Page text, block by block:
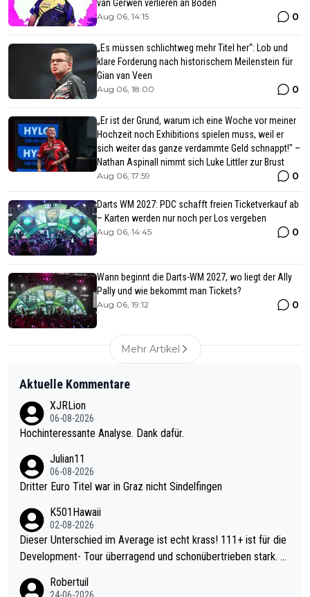
van Gerwen verlieren an Boden
Aug 06, 14:15 0
„Es müssen schlichtweg mehr Titel her“: Lob und
klare Forderung nach historischem Meilenstein für
Gian van Veen
Aug 06, 18:00 0
„Er ist der Grund, warum ich eine Woche vor meiner
Hochzeit noch Exhibitions spielen muss, weil er
sich weiter das ganze verdammte Geld schnappt!" –
Nathan Aspinall nimmt sich Luke Littler zur Brust
Aug 06, 17:59 0
Darts WM 2027: PDC schafft freien Ticketverkauf ab
– Karten werden nur noch per Los vergeben
Aug 06, 14:45 0
Wann beginnt die Darts-WM 2027, wo liegt der Ally
Pally und wie bekommt man Tickets?
Aug 06, 19:12 0
Mehr Artikel
Aktuelle Kommentare
XJRLion
06-08-2026
Hochinteressante Analyse. Dank dafür.
Julian11
06-08-2026
Dritter Euro Titel war in Graz nicht Sindelfingen
K501Hawaii
02-08-2026
Dieser Unterschied im Average ist echt krass! 111+ ist für die
Development- Tour überragend und schonübertrieben stark. U
mal 40+ erst recht. Da gewinnst keinen Blumentopf - ist ja noc
Robertuil